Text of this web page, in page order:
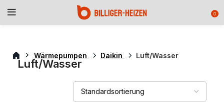
0
Wärmepumpen Daikin Luft/Wasser
Luft/Wasser